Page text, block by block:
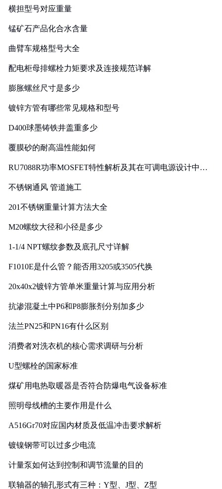
横担型号对应重量
锰矿石产品化合水含量
曲臂车规格型号大全
配电柜母排螺栓力矩要求及连接规范详解
膨胀螺丝尺寸是多少
镀锌方管有哪些常见规格和型号
D400球墨铸铁井盖重多少
覆膜砂的耐高温性能如何
RU7088R功率MOSFET特性解析及其在可调电源设计中的
不锈钢通风 管道施工
201不锈钢重量计算方法大全
M20螺纹大径和小径是多少
1-1/4 NPT螺纹参数及底孔尺寸详解
F1010E是什么管？能否用3205或3505代换
20x40x2镀锌方管单米重量计算与应用分析
抗渗混凝土中P6和P8膨胀剂分别加多少
法兰PN25和PN16有什么区别
消费者对洗衣机的核心需求调研与分析
U型螺栓的国家标准
煤矿用电热取暖器是否符合防爆电气设备标准
照明母线槽的主要作用是什么
A516Gr70对应国内材质及低温冲击要求解析
镀镍钢带可以过多少电流
计量泵如何达到控制和调节流量的目的
联轴器的轴孔形式有三种：Y型、J型、Z型